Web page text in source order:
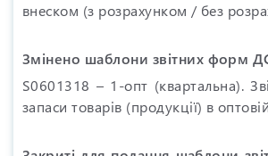
внеском (з розрахунком / без
Змінено шаблони звітних форм
S0601318 – 1-опт (квартальна).
запаси товарів (продукції) в оптовій